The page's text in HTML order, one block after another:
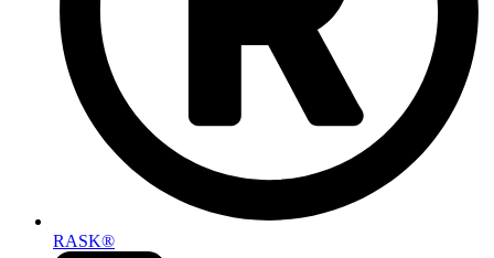
RASK®